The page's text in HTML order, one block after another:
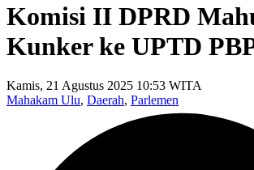
Komisi II DPRD
Kunker ke UPTD
Kamis, 21 Agustus 2025 10:53 WITA
Mahakam Ulu, Daerah, Parlemen